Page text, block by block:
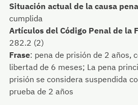
Situación actual de la causa
cumplida
Artículos del Código Penal de la
282.2 (2)
Frase: pena de prisión de 2 años,
libertad de 6 meses; La pena
prisión se considera suspendida
prueba de 2 años